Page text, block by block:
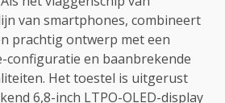
van smartphones, combineert
prachtig ontwerp met een
configuratie en baanbrekende
Het toestel is uitgerust
6,8-inch LTPO-OLED-display